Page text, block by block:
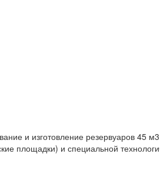
и изготовление резервуаров 45
площадки) и специальной